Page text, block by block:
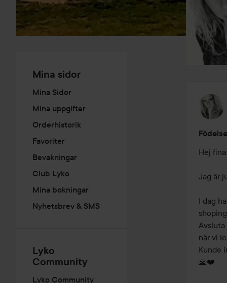
Mina sidor
Mina Sidor
Mina uppgifter
Orderhistorik
Favoriter
Bevakningar
Club Lyko
Mina bokningar
Nyhetsbrev & SMS
Lyko
Community
Lyko Community
Hej
Jag är
I dag
när vi
Kunde
🙏❤️